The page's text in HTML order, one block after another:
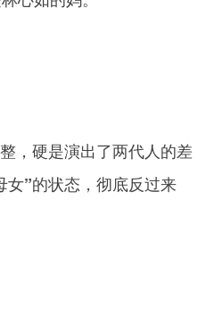
，硬是演出了两代人的差
女”的状态，彻底反过来